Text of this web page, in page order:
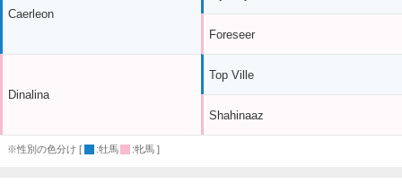
Caerleon
Dinalina
Foreseer
Top Ville
Shahinaaz
※性別の色分け [ :牡馬 :牝馬 ]